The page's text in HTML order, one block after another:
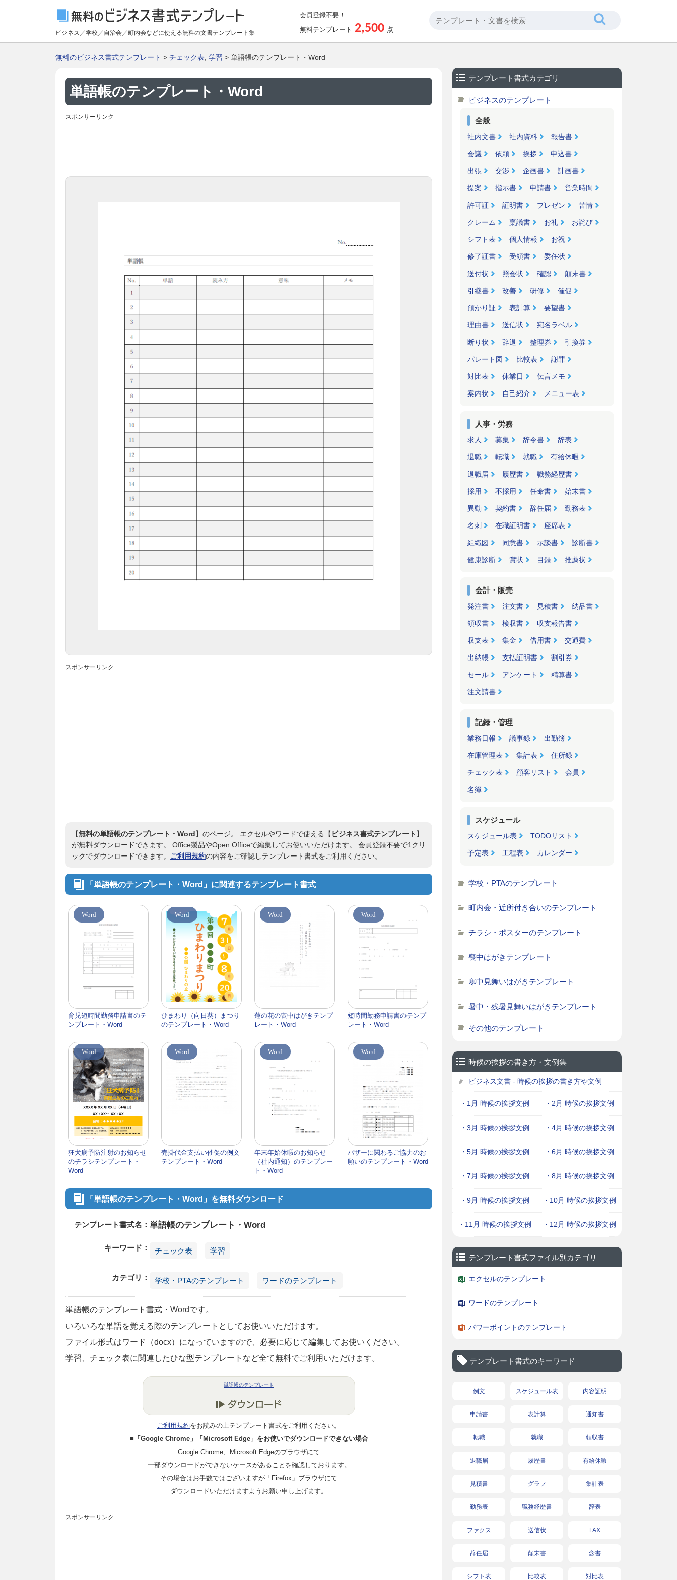
ビジネス／学校／自治会／町内会などに使える無料の文書テンプレート集
会員登録不要！
無料テンプレート 2,500 点
無料のビジネス書式テンプレート > チェック表 学習 > 単語帳のテンプレート・Word
単語帳のテンプレート・Word
スポンサーリンク
スポンサーリンク
【無料の単語帳のテンプレート・Word】のページ。 エクセルやワードで使える【 ビジネス書式テンプレート 】
が無料ダウンロードできます。 Office製品やOpen Officeで編集してお使いいただけます。 会員登録不要で1クリ
ックでダウンロードできます。 ご利用規約の内容をご確認しテンプレート書式をご利用ください。
「単語帳のテンプレート・Word」に関連するテンプレート書式
Word
育児短時間勤務申請書のテ
ンプレート・Word
Word
ひまわり（向日葵）まつり
のテンプレート・Word
Word
蓮の花の喪中はがきテンプ
レート・Word
Word
短時間勤務申請書のテンプ
レート・Word
Word
狂犬病予防注射のお知らせ
のチラシテンプレート・
Word
Word
売掛代金支払い催促の例文
テンプレート・Word
Word
年末年始休暇のお知らせ
（社内通知）のテンプレー
ト・Word
Word
バザーに関わるご協力のお
願いのテンプレート・Word
「単語帳のテンプレート・Word」を無料ダウンロード
テンプレート書式名：単語帳のテンプレート・Word
キーワード： チェック表 学習
カテゴリ： 学校・PTAのテンプレート ワードのテンプレート
単語帳のテンプレート書式・Wordです。
いろいろな単語を覚える際のテンプレートとしてお使いいただけます。
ファイル形式はワード（docx）になっていますので、必要に応じて編集してお使いください。
学習、チェック表に関連したひな型テンプレートなど全て無料でご利用いただけます。
単語帳のテンプレート
ご利用規約をお読みの上テンプレート書式をご利用ください。
■「Google Chrome」「Microsoft Edge」をお使いでダウンロードできない場合
Google Chrome、Microsoft Edgeのブラウザにて
一部ダウンロードができないケースがあることを確認しております。
その場合はお手数ではございますが「Firefox」ブラウザにて
ダウンロードいただけますようお願い申し上げます。
スポンサーリンク
テンプレート書式カテゴリ
ビジネスのテンプレート
全般
社内文書 社内資料 報告書
会議 依頼 挨拶 申込書
出張 交渉 企画書 計画書
提案 指示書 申請書 営業時間
許可証 証明書 プレゼン 苦情
クレーム 稟議書 お礼 お詫び
シフト表 個人情報 お祝
修了証書 受領書 委任状
送付状 照会状 確認 顛末書
引継書 改善 研修 催促
預かり証 表計算 要望書
理由書 送信状 宛名ラベル
断り状 辞退 整理券 引換券
パレート図 比較表 謝罪
対比表 休業日 伝言メモ
案内状 自己紹介 メニュー表
人事・労務
求人 募集 辞令書 辞表
退職 転職 就職 有給休暇
退職届 履歴書 職務経歴書
採用 不採用 任命書 始末書
異動 契約書 辞任届 勤務表
名刺 在職証明書 座席表
組織図 同意書 示談書 診断書
健康診断 賞状 目録 推薦状
会計・販売
発注書 注文書 見積書 納品書
領収書 検収書 収支報告書
収支表 集金 借用書 交通費
出納帳 支払証明書 割引券
セール アンケート 精算書
注文請書
記録・管理
業務日報 議事録 出勤簿
在庫管理表 集計表 住所録
チェック表 顧客リスト 会員
名簿
スケジュール
スケジュール表 TODOリスト
予定表 工程表 カレンダー
学校・PTAのテンプレート
町内会・近所付き合いのテンプレート
チラシ・ポスターのテンプレート
喪中はがきテンプレート
寒中見舞いはがきテンプレート
暑中・残暑見舞いはがきテンプレート
その他のテンプレート
時候の挨拶の書き方・文例集
ビジネス文書 - 時候の挨拶の書き方や文例
・1月 時候の挨拶文例 ・2月 時候の挨拶文例
・3月 時候の挨拶文例 ・4月 時候の挨拶文例
・5月 時候の挨拶文例 ・6月 時候の挨拶文例
・7月 時候の挨拶文例 ・8月 時候の挨拶文例
・9月 時候の挨拶文例 ・10月 時候の挨拶文例
・11月 時候の挨拶文例 ・12月 時候の挨拶文例
テンプレート書式ファイル別カテゴリ
エクセルのテンプレート
ワードのテンプレート
パワーポイントのテンプレート
テンプレート書式のキーワード
例文 スケジュール表 内容証明
申請書 表計算 通知書
転職 就職 領収書
退職届 履歴書 有給休暇
見積書 グラフ 集計表
勤務表 職務経歴書 辞表
ファクス 送信状 FAX
辞任届 顛末書 念書
シフト表 比較表 対比表